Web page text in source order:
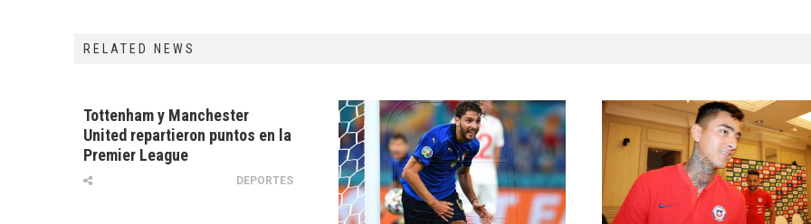
RELATED NEWS
Tottenham y Manchester
United repartieron puntos en la
Premier League
DEPORTES